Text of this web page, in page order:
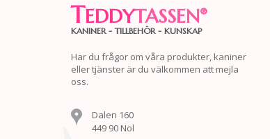
TEDDYTASSEN®
KANINER - TILLBEHÖR - KUNSKAP
Har du frågor om våra produkter, kaniner
eller tjänster är du välkommen att mejla
oss.
Dalen 160
449 90 Nol